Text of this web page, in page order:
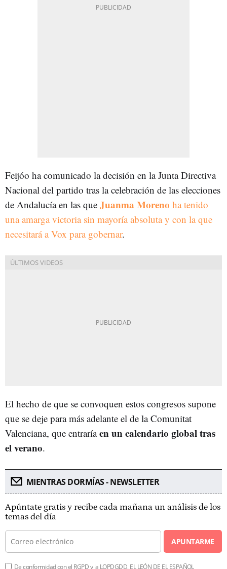
Feijóo ha comunicado la decisión en la Junta Directiva
Nacional del partido tras la celebración de las elecciones
de Andalucía en las que Juanma Moreno ha tenido
una amarga victoria sin mayoría absoluta y con la que
necesitará a Vox para gobernar.
El hecho de que se convoquen estos congresos supone
que se deje para más adelante el de la Comunitat
Valenciana, que entraríaen un calendario global tras
el verano.
MIENTRAS DORMÍAS - NEWSLETTER
Apúntate gratis y recibe cada mañana un análisis de los
temas del día
APUNTARME
De conformidad con el RGPD y la LOPDGDD, EL LEÓN DE EL ESPAÑOL